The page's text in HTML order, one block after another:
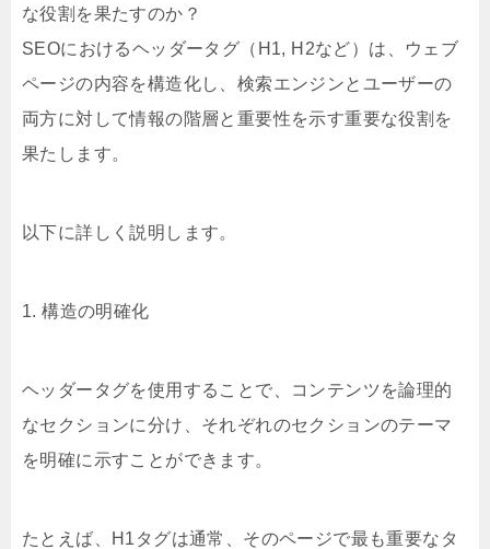
な役割を果たすのか？
SEOにおけるヘッダータグ（H1, H2など）は、ウェブ
ページの内容を構造化し、検索エンジンとユーザーの
両方に対して情報の階層と重要性を示す重要な役割を
果たします。
以下に詳しく説明します。
1. 構造の明確化
ヘッダータグを使用することで、コンテンツを論理的
なセクションに分け、それぞれのセクションのテーマ
を明確に示すことができます。
たとえば、H1タグは通常、そのページで最も重要なタ